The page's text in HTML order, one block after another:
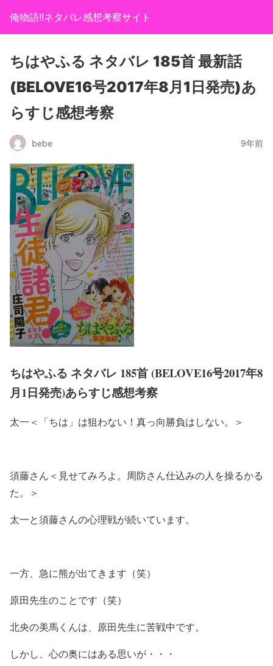
俺物語!!ネタバレ感想考察サイト
ちはやふる ネタバレ 185首 最新話
(BELOVE16号2017年8月1日発売)あ
らすじ感想考察
bebe 9年前
ちはやふる ネタバレ 185首 (BELOVE16号2017年8
月1日発売)あらすじ感想考察
太一＜「ちは」は狙わない！真っ向勝負はしない。＞
須藤さん＜見せてみろよ。周防さん仕込みの人を操るかる
た。＞
太一と須藤さんの心理戦が続いています。
一方、急に熊が出てきます（笑）
原田先生のことです（笑）
北央の美馬くんは、原田先生に苦戦中です。
しかし、心の奥にはある思いが・・・